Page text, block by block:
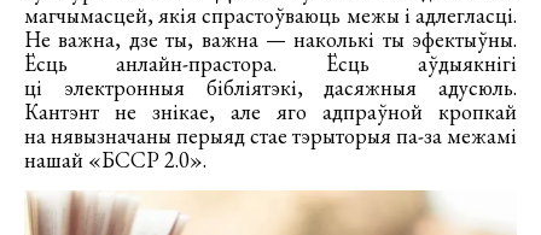
магчымасцей, якія спрастоўваюць межы і адлегласці.
Не важна, дзе ты, важна — наколькі ты эфектыўны.
Ёсць анлайн-прастора. Ёсць аўдыякнігі
ці электронныя бібліятэкі, дасяжныя адусюль.
Кантэнт не знікае, але яго адпраўной кропкай
на нявызначаны перыяд стае тэрыторыя па-за межамі
нашай «БССР 2.0».